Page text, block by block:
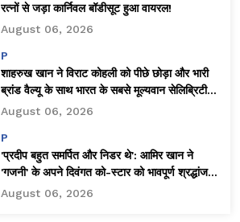
रत्नों से जड़ा कार्निवल बॉडीसूट हुआ वायरल!
August 06, 2026
P
शाहरुख खान ने विराट कोहली को पीछे छोड़ा और भारी
ब्रांड वैल्यू के साथ भारत के सबसे मूल्यवान सेलिब्रिटी
बने!
August 06, 2026
P
'प्रदीप बहुत समर्पित और निडर थे': आमिर खान ने
'गजनी' के अपने दिवंगत को-स्टार को भावपूर्ण श्रद्धांजलि
दी
August 06, 2026